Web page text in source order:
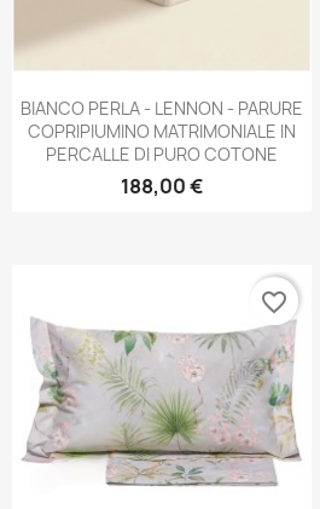
 Anteprima
BIANCO PERLA - LENNON - PARURE
COPRIPIUMINO MATRIMONIALE IN
PERCALLE DI PURO COTONE
188,00 €
favorite_border